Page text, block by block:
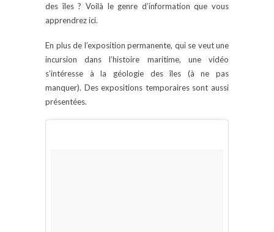
des îles ? Voilà le genre d’information que vous
apprendrez ici.
En plus de l’exposition permanente, qui se veut une
incursion dans l’histoire maritime, une vidéo
s’intéresse à la géologie des îles (à ne pas
manquer). Des expositions temporaires sont aussi
présentées.